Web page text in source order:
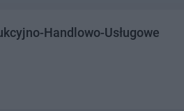
Handlowo-Usługowe